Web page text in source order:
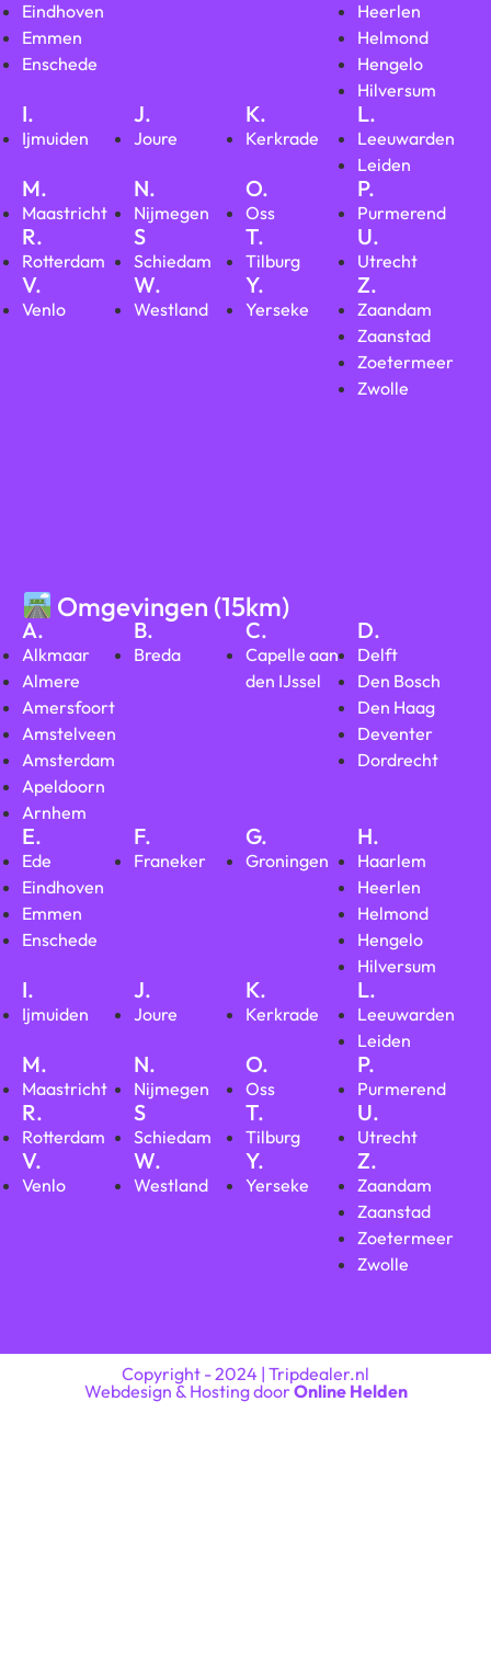
Eindhoven
Emmen
Enschede
Heerlen
Helmond
Hengelo
Hilversum
I.
Ijmuiden
J.
Joure
K.
Kerkrade
L.
Leeuwarden
Leiden
M.
Maastricht
N.
Nijmegen
O.
Oss
P.
Purmerend
R.
Rotterdam
S
Schiedam
T.
Tilburg
U.
Utrecht
V.
Venlo
W.
Westland
Y.
Yerseke
Z.
Zaandam
Zaanstad
Zoetermeer
Zwolle
Omgevingen (15km)
A.
Alkmaar
Almere
Amersfoort
Amstelveen
Amsterdam
Apeldoorn
Arnhem
B.
Breda
C.
Capelle aan
den IJssel
D.
Delft
Den Bosch
Den Haag
Deventer
Dordrecht
E.
Ede
Eindhoven
Emmen
Enschede
F.
Franeker
G.
Groningen
H.
Haarlem
Heerlen
Helmond
Hengelo
Hilversum
I.
Ijmuiden
J.
Joure
K.
Kerkrade
L.
Leeuwarden
Leiden
M.
Maastricht
N.
Nijmegen
O.
Oss
P.
Purmerend
R.
Rotterdam
S
Schiedam
T.
Tilburg
U.
Utrecht
V.
Venlo
W.
Westland
Y.
Yerseke
Z.
Zaandam
Zaanstad
Zoetermeer
Zwolle
Copyright - 2024 | Tripdealer.nl
Webdesign & Hosting doorOnline Helden